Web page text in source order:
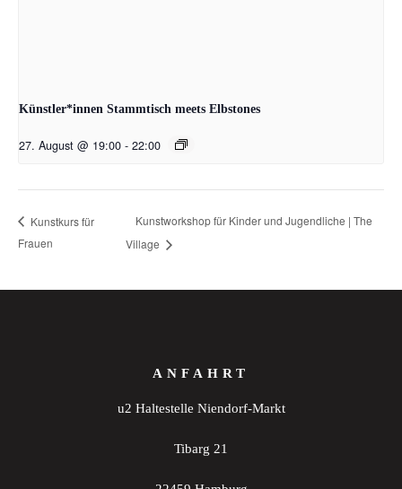
Künstler*innen Stammtisch meets Elbstones
27. August @ 19:00 - 22:00
Kunstkurs für
Frauen
Kunstworkshop für Kinder und Jugendliche | The
Village
ANFAHRT
u2 Haltestelle Niendorf-Markt
Tibarg 21